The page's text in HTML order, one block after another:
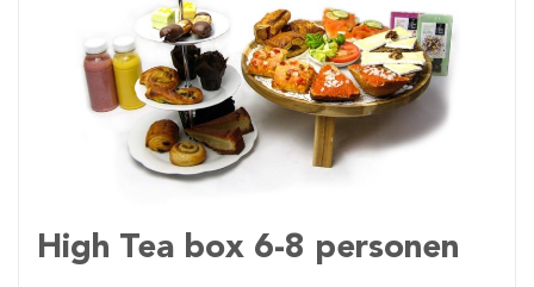
High Tea box 6-8 personen